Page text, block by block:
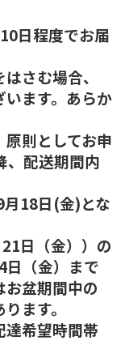
日程度でお届
さむ場合、
ます。あらか
則としてお申
、配送期間内
18日(金)とな
日（金））の
日（金）まで
盆期間中の
ます。
希望時間帯